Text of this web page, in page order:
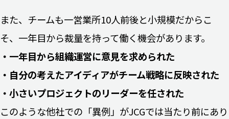
また、チームも一営業所10人前後と小規模だからこ
そ、一年目から裁量を持って働く機会があります。
・一年目から組織運営に意見を求められた
・自分の考えたアイディアがチーム戦略に反映された
・小さいプロジェクトのリーダーを任された
このような他社での「異例」がJCGでは当たり前にあり